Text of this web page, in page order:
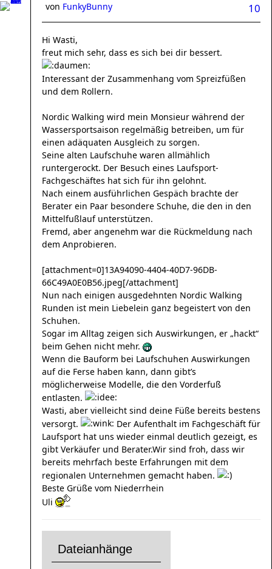
10
von FunkyBunny
Hi Wasti,
freut mich sehr, dass es sich bei dir bessert.
Interessant der Zusammenhang vom Spreizfüßen
und dem Rollern.
Nordic Walking wird mein Monsieur während der
Wassersportsaison regelmäßig betreiben, um für
einen adäquaten Ausgleich zu sorgen.
Seine alten Laufschuhe waren allmählich
runtergerockt. Der Besuch eines Laufsport-
Fachgeschäftes hat sich für ihn gelohnt.
Nach einem ausführlichen Gespäch brachte der
Berater ein Paar besondere Schuhe, die den in den
Mittelfußlauf unterstützen.
Fremd, aber angenehm war die Rückmeldung nach
dem Anprobieren.
[attachment=0]13A94090-4404-40D7-96DB-
66C49A0E0B56.jpeg[/attachment]
Nun nach einigen ausgedehnten Nordic Walking
Runden ist mein Liebelein ganz begeistert von den
Schuhen.
Sogar im Alltag zeigen sich Auswirkungen, er „hackt“
beim Gehen nicht mehr.
Wenn die Bauform bei Laufschuhen Auswirkungen
auf die Ferse haben kann, dann gibt’s
möglicherweise Modelle, die den Vorderfuß
entlasten.
Wasti, aber vielleicht sind deine Füße bereits bestens
versorgt.
Der Aufenthalt im Fachgeschäft für
Laufsport hat uns wieder einmal deutlich gezeigt, es
gibt Verkäufer und Berater.Wir sind froh, dass wir
bereits mehrfach beste Erfahrungen mit dem
regionalen Unternehmen gemacht haben.
Beste Grüße vom Niederrhein
Uli
Dateianhänge